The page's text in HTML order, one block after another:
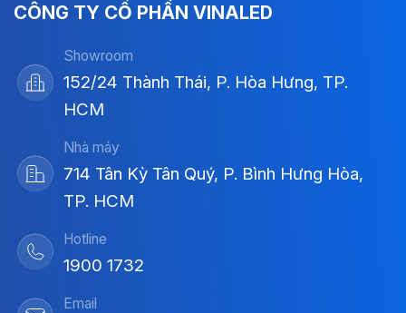
CÔNG TY CỔ PHẦN VINALED
Showroom
152/24 Thành Thái, P. Hòa Hưng, TP.
HCM
Nhà máy
714 Tân Kỳ Tân Quý, P. Bình Hưng Hòa,
TP. HCM
Hotline
1900 1732
Email